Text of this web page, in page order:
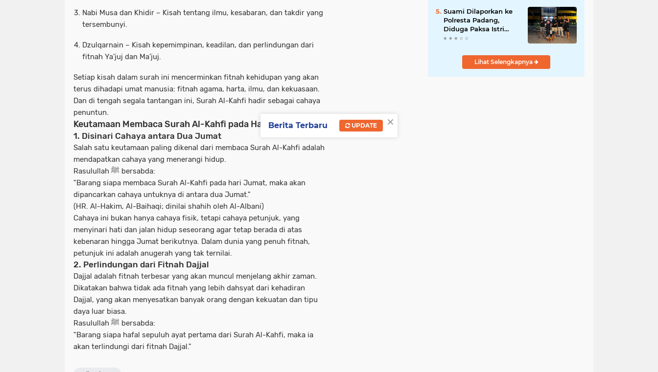
Nabi Musa dan Khidir – Kisah tentang ilmu, kesabaran, dan takdir yang
tersembunyi.
Dzulqarnain – Kisah kepemimpinan, keadilan, dan perlindungan dari
fitnah Ya’juj dan Ma’juj.
Setiap kisah dalam surah ini mencerminkan fitnah kehidupan yang akan
terus dihadapi umat manusia: fitnah agama, harta, ilmu, dan kekuasaan.
Dan di tengah segala tantangan ini, Surah Al-Kahfi hadir sebagai cahaya
penuntun.
Keutamaan Membaca Surah Al-Kahfi pada Hari Jumat
1. Disinari Cahaya antara Dua Jumat
Salah satu keutamaan paling dikenal dari membaca Surah Al-Kahfi adalah
mendapatkan cahaya yang menerangi hidup.
Rasulullah ﷺ bersabda:
"Barang siapa membaca Surah Al-Kahfi pada hari Jumat, maka akan
dipancarkan cahaya untuknya di antara dua Jumat."
(HR. Al-Hakim, Al-Baihaqi; dinilai shahih oleh Al-Albani)
Cahaya ini bukan hanya cahaya fisik, tetapi cahaya petunjuk, yang
menyinari hati dan jalan hidup seseorang agar tetap berada di atas
kebenaran hingga Jumat berikutnya. Dalam dunia yang penuh fitnah,
petunjuk ini adalah anugerah yang tak ternilai.
2. Perlindungan dari Fitnah Dajjal
Dajjal adalah fitnah terbesar yang akan muncul menjelang akhir zaman.
Dikatakan bahwa tidak ada fitnah yang lebih dahsyat dari kehadiran
Dajjal, yang akan menyesatkan banyak orang dengan kekuatan dan tipu
daya luar biasa.
Rasulullah ﷺ bersabda:
"Barang siapa hafal sepuluh ayat pertama dari Surah Al-Kahfi, maka ia
akan terlindungi dari fitnah Dajjal."
Strategis
Suami Dilaporkan ke
Polresta Padang,
Diduga Paksa Istri
Layani Pria Lain
Lihat Selengkapnya
×
Berita Terbaru UPDATE